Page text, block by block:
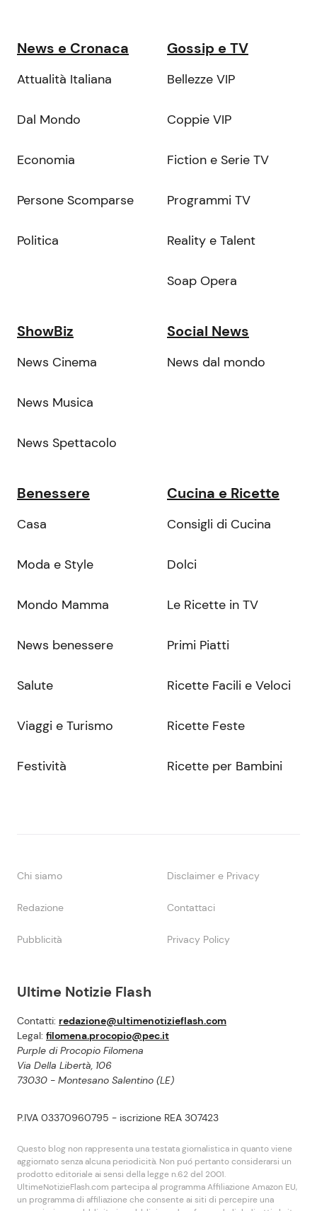
Ultime Notizie Flash
Contatti: redazione@ultimenotizieflash.com
Legal: filomena.procopio@pec.it
Purple di Procopio Filomena
Via Della Libertà, 106
73030 - Montesano Salentino (LE)
P.IVA 03370960795 - iscrizione REA 307423
Questo blog non rappresenta una testata giornalistica in quanto viene
aggiornato senza alcuna periodicità. Non puó pertanto considerarsi un
prodotto editoriale ai sensi della legge n.62 del 2001.
UltimeNotizieFlash.com partecipa al programma Affiliazione Amazon EU,
un programma di affiliazione che consente ai siti di percepire una
News e Cronaca
Attualità Italiana
Dal Mondo
Economia
Persone Scomparse
Politica
Gossip e TV
Bellezze VIP
Coppie VIP
Fiction e Serie TV
Programmi TV
Reality e Talent
Soap Opera
ShowBiz
News Cinema
News Musica
News Spettacolo
Social News
News dal mondo
Benessere
Casa
Moda e Style
Mondo Mamma
News benessere
Salute
Viaggi e Turismo
Festività
Cucina e Ricette
Consigli di Cucina
Dolci
Le Ricette in TV
Primi Piatti
Ricette Facili e Veloci
Ricette Feste
Ricette per Bambini
Chi siamo Disclaimer e Privacy
Redazione Contattaci
Pubblicità Privacy Policy